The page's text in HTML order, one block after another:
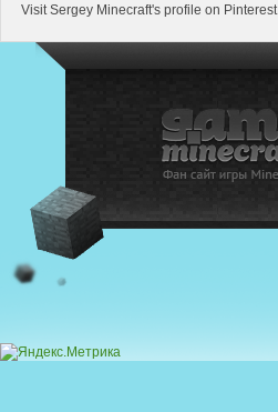
Visit Sergey Minecraft's profile on Pinterest.